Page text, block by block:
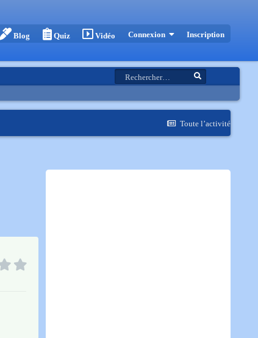
Blog Quiz Vidéo Connexion Inscription
Toute l’activité